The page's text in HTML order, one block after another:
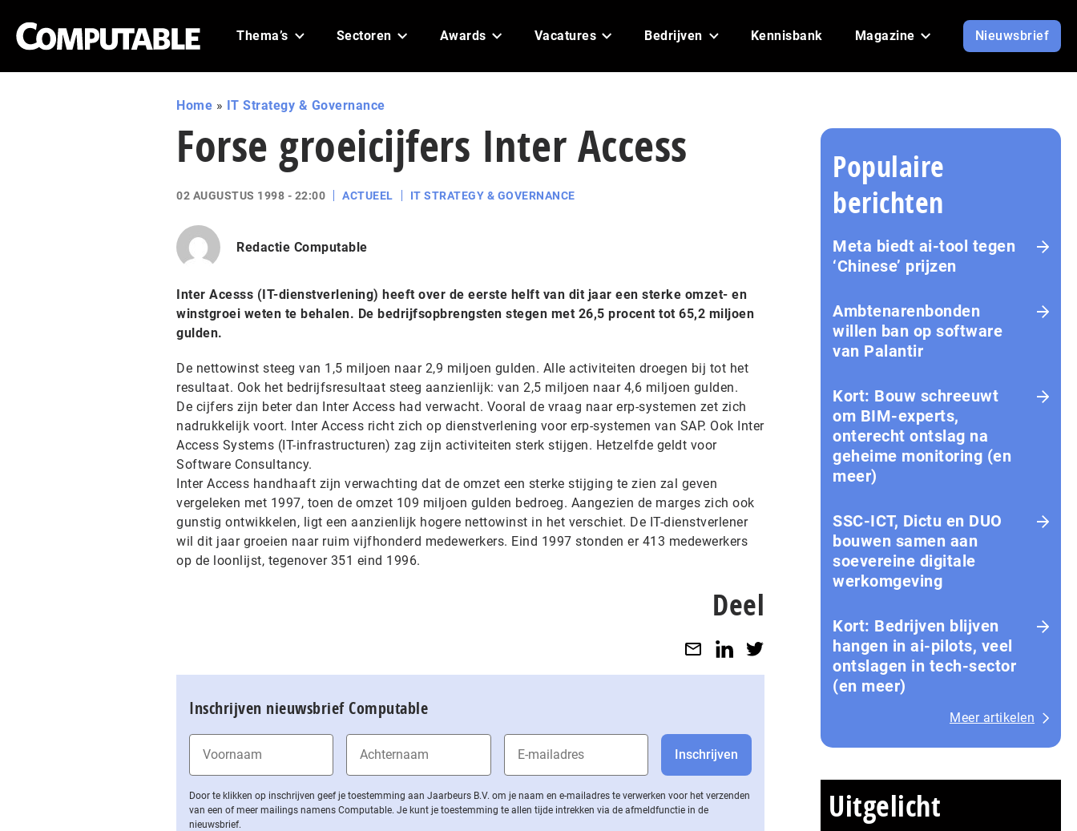
Thema’s Sectoren Awards Vacatures Bedrijven Kennisbank Magazine Nieuwsbrief
Home » IT Strategy & Governance
Forse groeicijfers Inter Access
02 AUGUSTUS 1998 - 22:00 ACTUEEL IT STRATEGY & GOVERNANCE
Redactie Computable
Inter Acesss (IT-dienstverlening) heeft over de eerste helft van dit jaar een sterke omzet- en
winstgroei weten te behalen. De bedrijfsopbrengsten stegen met 26,5 procent tot 65,2 miljoen
gulden.
De nettowinst steeg van 1,5 miljoen naar 2,9 miljoen gulden. Alle activiteiten droegen bij tot het
resultaat. Ook het bedrijfsresultaat steeg aanzienlijk: van 2,5 miljoen naar 4,6 miljoen gulden.
De cijfers zijn beter dan Inter Access had verwacht. Vooral de vraag naar erp-systemen zet zich
nadrukkelijk voort. Inter Access richt zich op dienstverlening voor erp-systemen van SAP. Ook Inter
Access Systems (IT-infrastructuren) zag zijn activiteiten sterk stijgen. Hetzelfde geldt voor
Software Consultancy.
Inter Access handhaaft zijn verwachting dat de omzet een sterke stijging te zien zal geven
vergeleken met 1997, toen de omzet 109 miljoen gulden bedroeg. Aangezien de marges zich ook
gunstig ontwikkelen, ligt een aanzienlijk hogere nettowinst in het verschiet. De IT-dienstverlener
wil dit jaar groeien naar ruim vijfhonderd medewerkers. Eind 1997 stonden er 413 medewerkers
op de loonlijst, tegenover 351 eind 1996.
Deel
Inschrijven nieuwsbrief Computable
Door te klikken op inschrijven geef je toestemming aan Jaarbeurs B.V. om je naam en e-mailadres te verwerken voor het verzenden
van een of meer mailings namens Computable. Je kunt je toestemming te allen tijde intrekken via de af­meld­func­tie in de
nieuwsbrief.
Populaire
berichten
Meta biedt ai-tool tegen
‘Chinese’ prijzen
Ambtenarenbonden
willen ban op software
van Palantir
Kort: Bouw schreeuwt
om BIM-experts,
onterecht ontslag na
geheime monitoring (en
meer)
SSC-ICT, Dictu en DUO
bouwen samen aan
soevereine digitale
werkomgeving
Kort: Bedrijven blijven
hangen in ai-pilots, veel
ontslagen in tech-sector
(en meer)
Meer artikelen
Uitgelicht